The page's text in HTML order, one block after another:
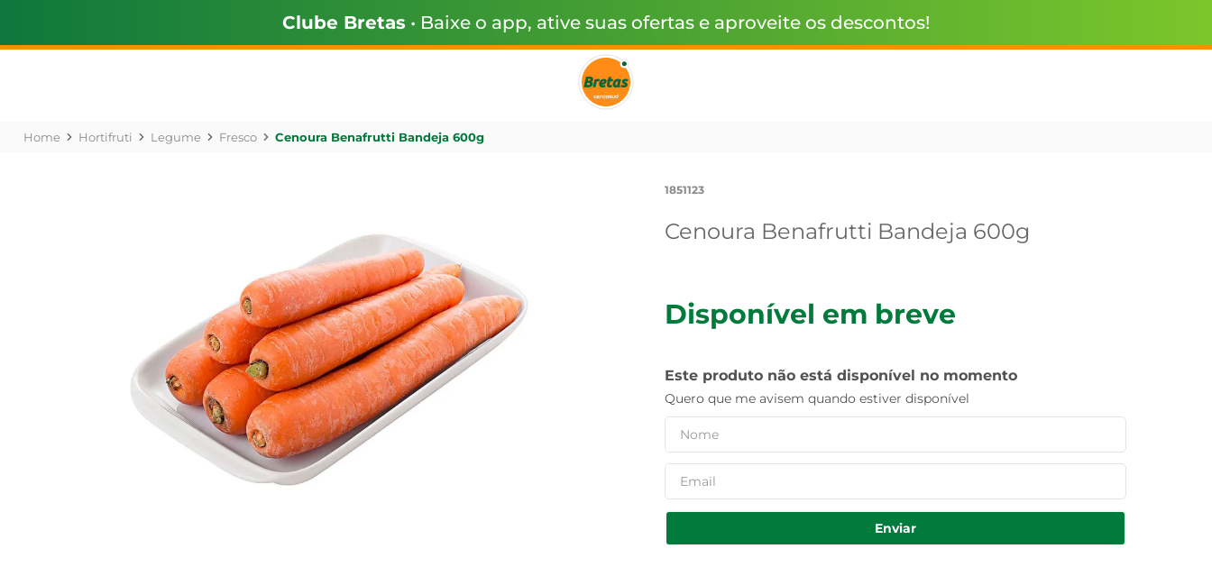
Clube Bretas • Baixe o app, ative suas ofertas e aproveite os descontos!
Hortifruti Legume Fresco Cenoura Benafrutti Bandeja 600g
1851123
Cenoura Benafrutti Bandeja 600g
Disponível em breve
Este produto não está disponível no momento
Quero que me avisem quando estiver disponível
Enviar